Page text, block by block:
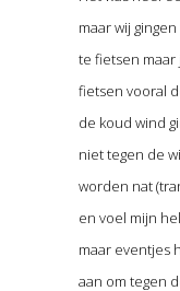
maar wij
te fietsen maar
fietsen vooral
de koud wind
niet tegen de
worden nat
en voel mijn
maar eventjes
aan om tegen